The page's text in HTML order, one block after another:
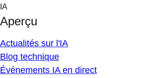
Skip
content
IA
Aperçu
Actualités sur l'IA
Blog technique
Événements IA en direct